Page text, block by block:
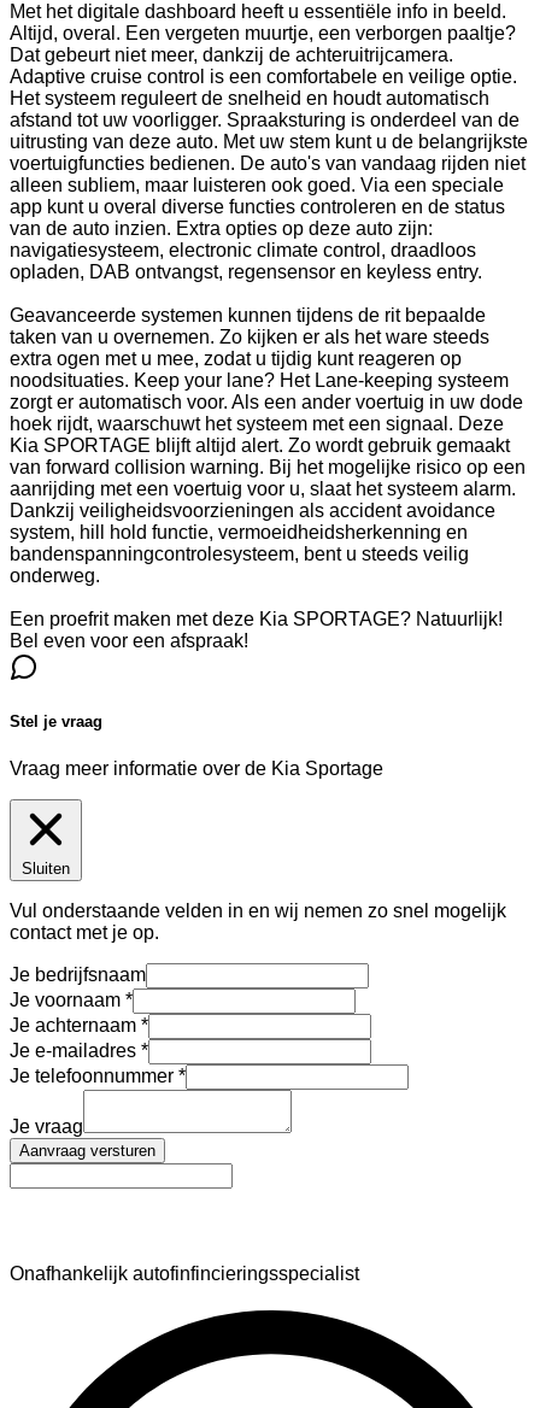
Met het digitale dashboard heeft u essentiële info in beeld.
Altijd, overal. Een vergeten muurtje, een verborgen paaltje?
Dat gebeurt niet meer, dankzij de achteruitrijcamera.
Adaptive cruise control is een comfortabele en veilige optie.
Het systeem reguleert de snelheid en houdt automatisch
afstand tot uw voorligger. Spraaksturing is onderdeel van de
uitrusting van deze auto. Met uw stem kunt u de belangrijkste
voertuigfuncties bedienen. De auto's van vandaag rijden niet
alleen subliem, maar luisteren ook goed. Via een speciale
app kunt u overal diverse functies controleren en de status
van de auto inzien. Extra opties op deze auto zijn:
navigatiesysteem, electronic climate control, draadloos
opladen, DAB ontvangst, regensensor en keyless entry.
Geavanceerde systemen kunnen tijdens de rit bepaalde
taken van u overnemen. Zo kijken er als het ware steeds
extra ogen met u mee, zodat u tijdig kunt reageren op
noodsituaties. Keep your lane? Het Lane-keeping systeem
zorgt er automatisch voor. Als een ander voertuig in uw dode
hoek rijdt, waarschuwt het systeem met een signaal. Deze
Kia SPORTAGE blijft altijd alert. Zo wordt gebruik gemaakt
van forward collision warning. Bij het mogelijke risico op een
aanrijding met een voertuig voor u, slaat het systeem alarm.
Dankzij veiligheidsvoorzieningen als accident avoidance
system, hill hold functie, vermoeidheidsherkenning en
bandenspanningcontrolesysteem, bent u steeds veilig
onderweg.
Een proefrit maken met deze Kia SPORTAGE? Natuurlijk!
Bel even voor een afspraak!
Stel je vraag
Vraag meer informatie over de Kia Sportage
Sluiten
Vul onderstaande velden in en wij nemen zo snel mogelijk
contact met je op.
Je bedrijfsnaam
Je voornaam
Je achternaam
Je e-mailadres
Je telefoonnummer
Je vraag
Aanvraag versturen
Onafhankelijk autofinfincieringsspecialist